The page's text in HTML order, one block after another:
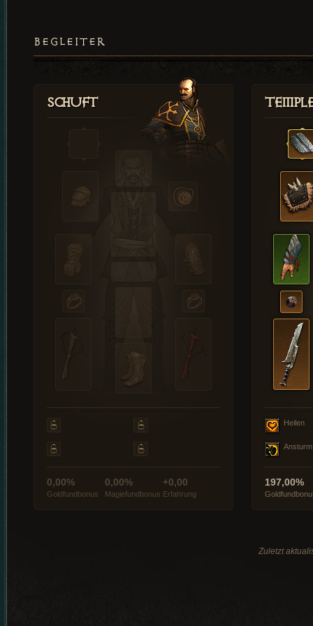
BEGLEITER
Schuft
0,00%
Goldfundbonus
0,00%
Magiefundbonus
+0,00
Erfahrung
Heilen
Ansturm
197,00%
Zuletzt